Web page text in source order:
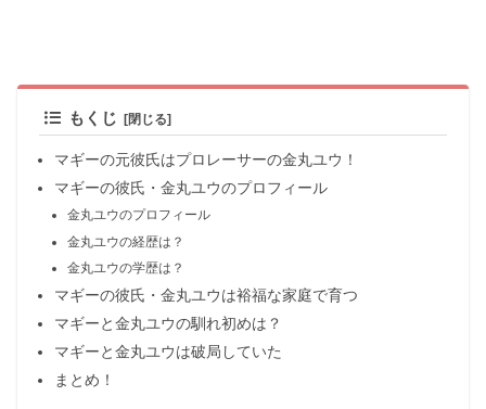
もくじ
マギーの元彼氏はプロレーサーの金丸ユウ！
マギーの彼氏・金丸ユウのプロフィール
金丸ユウのプロフィール
金丸ユウの経歴は？
金丸ユウの学歴は？
マギーの彼氏・金丸ユウは裕福な家庭で育つ
マギーと金丸ユウの馴れ初めは？
マギーと金丸ユウは破局していた
まとめ！